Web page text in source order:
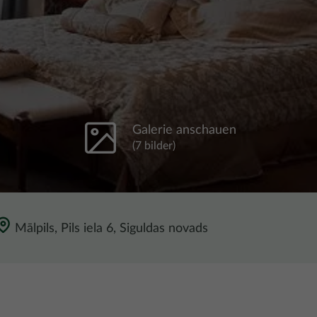
Galerie anschauen
(7 bilder)
Mālpils, Pils iela 6, Siguldas novads